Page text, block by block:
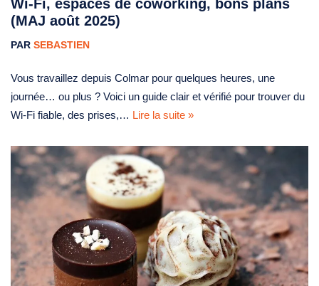
Wi-Fi, espaces de coworking, bons plans
(MAJ août 2025)
PAR SEBASTIEN
Vous travaillez depuis Colmar pour quelques heures, une
journée… ou plus ? Voici un guide clair et vérifié pour trouver du
Wi-Fi fiable, des prises,… Lire la suite »